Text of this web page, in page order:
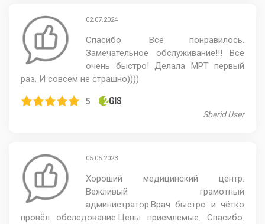
02.07.2024
Спасибо. Всё понравилось.
Замечательное обслуживание!!! Всё
очень быстро! Делала МРТ первый
раз. И совсем не страшно))))
5
Sberid User
05.05.2023
Хороший медицинский центр.
Вежливый грамотный
администратор.Врач быстро и чётко
провёл обследование.Цены приемлемые. Спасибо.